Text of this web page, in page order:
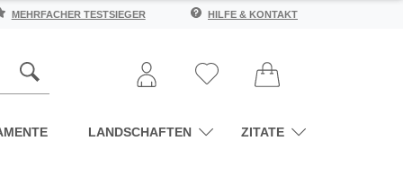
MEHRFACHER TESTSIEGER HILFE & KONTAKT
LANDSCHAFTEN ZITATE